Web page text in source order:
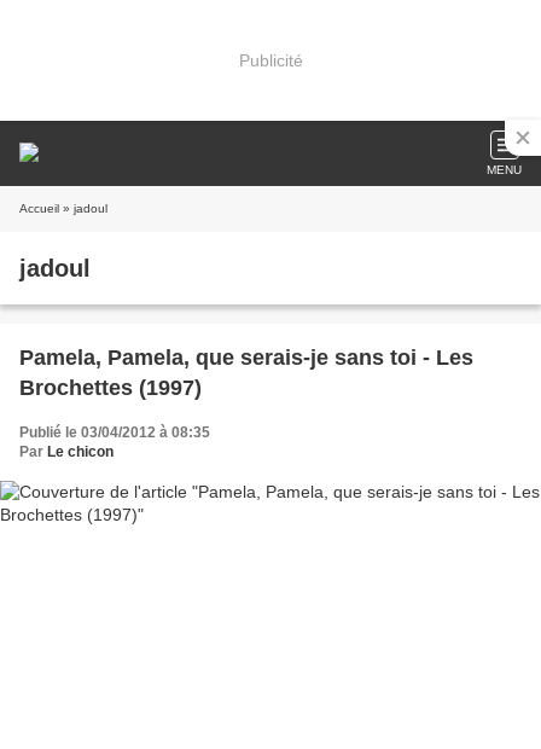
Publicité
MENU
Accueil » jadoul
jadoul
Pamela, Pamela, que serais-je sans toi - Les
Brochettes (1997)
Publié le 03/04/2012 à 08:35
Par Le chicon